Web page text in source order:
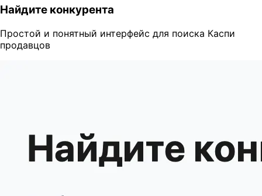
Найдите конкурента
Простой и понятный интерфейс для поиска Каспи
продавцов